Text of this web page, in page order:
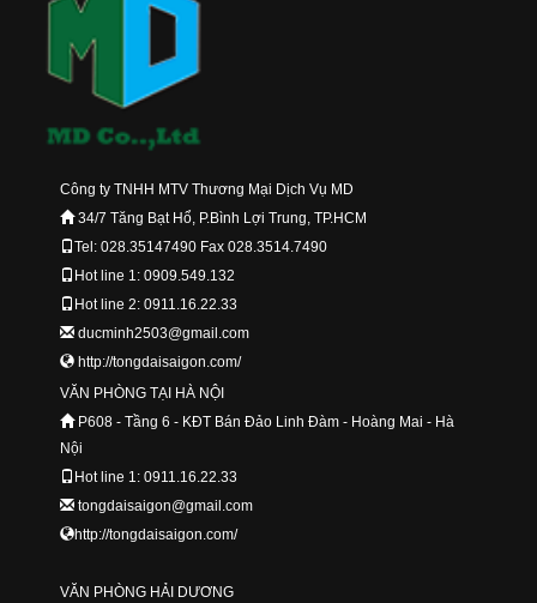
Công ty TNHH MTV Thương Mại Dịch Vụ MD
34/7 Tăng Bạt Hổ, P.Bình Lợi Trung, TP.HCM
Tel: 028.35147490 Fax 028.3514.7490
Hot line 1: 0909.549.132
Hot line 2: 0911.16.22.33
ducminh2503@gmail.com
http://tongdaisaigon.com/
VĂN PHÒNG TẠI HÀ NỘI
P608 - Tầng 6 - KĐT Bán Đảo Linh Đàm - Hoàng Mai - Hà
Nội
Hot line 1: 0911.16.22.33
tongdaisaigon@gmail.com
http://tongdaisaigon.com/
VĂN PHÒNG HẢI DƯƠNG